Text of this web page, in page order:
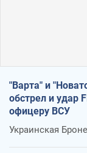
"Варта" и
обстрел и удар
офицеру ВСУ
Украинская